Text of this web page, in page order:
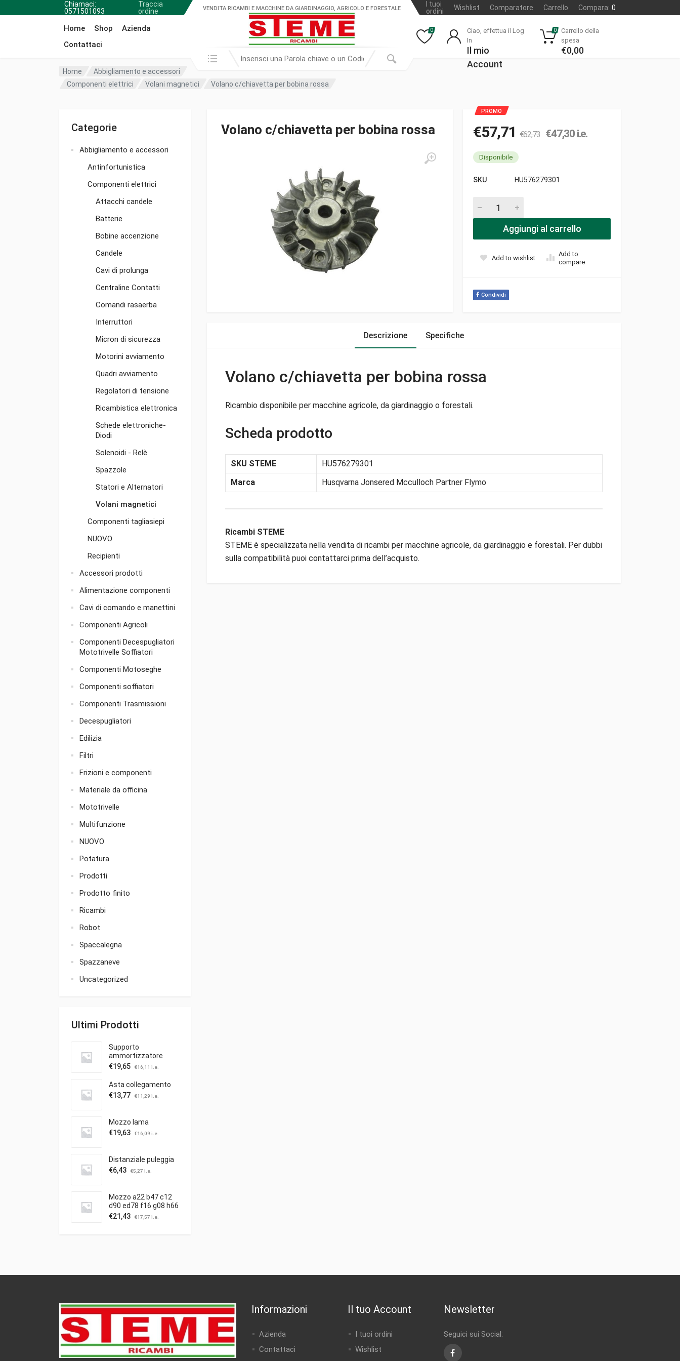
Chiamaci:
0571501093
Traccia
ordine
I tuoi
ordini
Wishlist Comparatore Carrello Compara: 0
Home Shop
Azienda
Contattaci
VENDITA RICAMBI E MACCHINE DA GIARDINAGGIO, AGRICOLO E FORESTALE
Cerca in:
0
Ciao, effettua il Log
In
Il mio
Account
0
Carrello della
spesa
€0,00
Home
Abbigliamento e accessori
Componenti elettrici
Volani magnetici Volano c/chiavetta per bobina rossa
Categorie
Abbigliamento e accessori
Antinfortunistica
Componenti elettrici
Attacchi candele
Batterie
Bobine accenzione
Candele
Cavi di prolunga
Centraline Contatti
Comandi rasaerba
Interruttori
Micron di sicurezza
Motorini avviamento
Quadri avviamento
Regolatori di tensione
Ricambistica elettronica
Schede elettroniche-
Diodi
Solenoidi - Relè
Spazzole
Statori e Alternatori
Volani magnetici
Componenti tagliasiepi
NUOVO
Recipienti
Accessori prodotti
Alimentazione componenti
Cavi di comando e manettini
Componenti Agricoli
Componenti Decespugliatori
Mototrivelle Soffiatori
Componenti Motoseghe
Componenti soffiatori
Componenti Trasmissioni
Decespugliatori
Edilizia
Filtri
Frizioni e componenti
Materiale da officina
Mototrivelle
Multifunzione
NUOVO
Potatura
Prodotti
Prodotto finito
Ricambi
Robot
Spaccalegna
Spazzaneve
Uncategorized
Ultimi Prodotti
Supporto
ammortizzatore
€19,65 €16,11 i.e.
Asta collegamento
€13,77 €11,29 i.e.
Mozzo lama
€19,63 €16,09 i.e.
Distanziale puleggia
€6,43 €5,27 i.e.
Mozzo a22 b47 c12
d90 ed78 f16 g08 h66
c/puleggia ibea
€21,43 €17,57 i.e.
Volano c/chiavetta per bobina rossa €57,71 €62,73 €47,30 i.e.
Disponibile
SKU HU576279301
Aggiungi al carrello
Add to wishlist
Add to
compare
Condividi
Descrizione Specifiche
Volano c/chiavetta per bobina rossa
Ricambio disponibile per macchine agricole, da giardinaggio o forestali.
Scheda prodotto
SKU STEME
HU576279301
Marca
Husqvarna Jonsered Mcculloch Partner Flymo
Ricambi STEME
STEME è specializzata nella vendita di ricambi per macchine agricole, da giardinaggio e forestali. Per dubbi
sulla compatibilità puoi contattarci prima dell’acquisto.
Informazioni
Azienda
Contattaci
Il tuo Account
I tuoi ordini
Wishlist
Newsletter
Seguici sui Social:
Facebook